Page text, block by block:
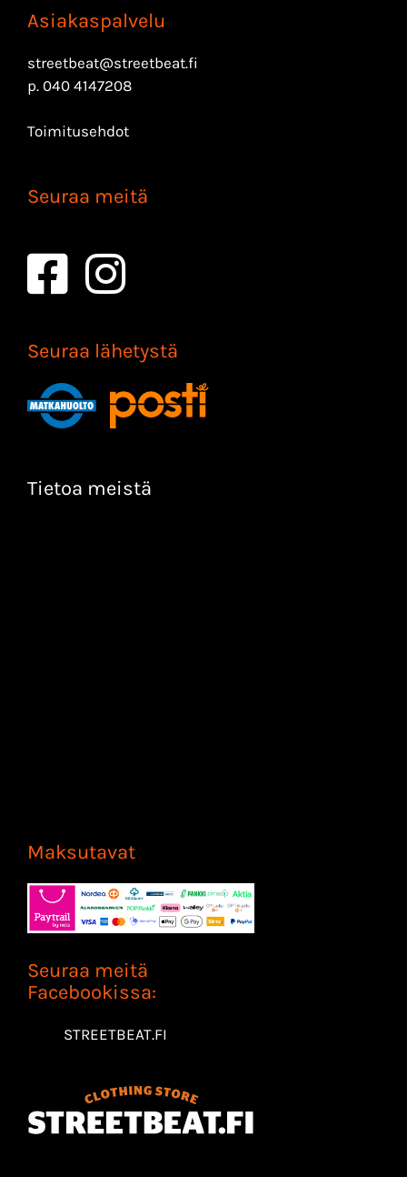
Asiakaspalvelu
streetbeat@streetbeat.fi
p. 040 4147208
Toimitusehdot
Seuraa meitä
Seuraa lähetystä
Tietoa meistä
Maksutavat
Seuraa meitä
Facebookissa:
STREETBEAT.FI